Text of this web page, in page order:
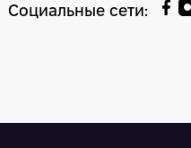
Социальные сети: